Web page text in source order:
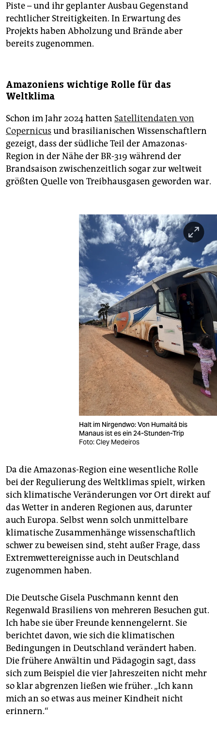
Piste – und ihr geplanter Ausbau Gegenstand
rechtlicher Streitigkeiten. In Erwartung des
Projekts haben Abholzung und Brände aber
bereits zugenommen.
Amazoniens wichtige Rolle für das
Weltklima
Schon im Jahr 2024 hatten Satellitendaten von
Copernicus und brasilianischen Wissenschaftlern
gezeigt, dass der südliche Teil der Amazonas-
Region in der Nähe der BR-319 während der
Brandsaison zwischenzeitlich sogar zur weltweit
größten Quelle von Treibhausgasen geworden war.
Halt im Nirgendwo: Von Humaitá bis
Manaus ist es ein 24-Stunden-Trip
Foto: Cley Medeiros
Da die Amazonas-Region eine wesentliche Rolle
bei der Regulierung des Weltklimas spielt, wirken
sich klimatische Veränderungen vor Ort direkt auf
das Wetter in anderen Regionen aus, darunter
auch Europa. Selbst wenn solch unmittelbare
klimatische Zusammenhänge wissenschaftlich
schwer zu beweisen sind, steht außer Frage, dass
Extremwettereignisse auch in Deutschland
zugenommen haben.
Die Deutsche Gisela Puschmann kennt den
Regenwald Brasiliens von mehreren Besuchen gut.
Ich habe sie über Freunde kennengelernt. Sie
berichtet davon, wie sich die klimatischen
Bedingungen in Deutschland verändert haben.
Die frühere Anwältin und Pädagogin sagt, dass
sich zum Beispiel die vier Jahreszeiten nicht mehr
so klar abgrenzen ließen wie früher. „Ich kann
mich an so etwas aus meiner Kindheit nicht
erinnern.“